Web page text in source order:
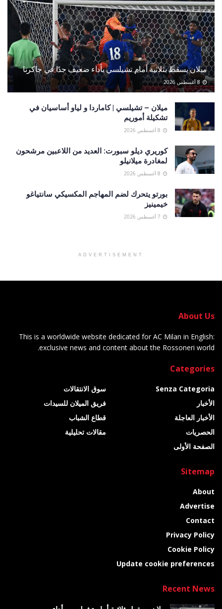
ميلان يسقط بثلاثية أمام تشيلسي بأداء ضعيف جدًا في جاكرتا
ميلان – تشيلسي | كاماردا و لياو أساسيان في
تشكيلة أموريم
كوريري ديلو سبورت: العديد من اللاعبين مرشحون
لمغادرة ميلانيلو
بورتو يتحرك لضم المهاجم المكسيكي سانتياغو
خيمينيز
ADVERTISEMENT
About Us
This is a worldwide website dedicated for AC Milan in English:
exclusive news and content about the Rossoneri world.
Categories
Senza Categoria
الأخبار
الأخبار العاجلة
الحصريات
الصفحة الأولى
سوق الانتقالات
فريق الميلان للسيدات
قطاع الشباب
مقالات تحليلية
Sitemap
About
Advertise
Contact
Privacy Policy
Cookie Policy
Update cookie preferences
Recent News